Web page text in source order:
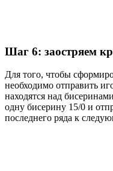
Шаг 6: заостряем
Для того, чтобы
необходимо отправить
находятся над
одну бисерину 15/0 и
последнего ряда к